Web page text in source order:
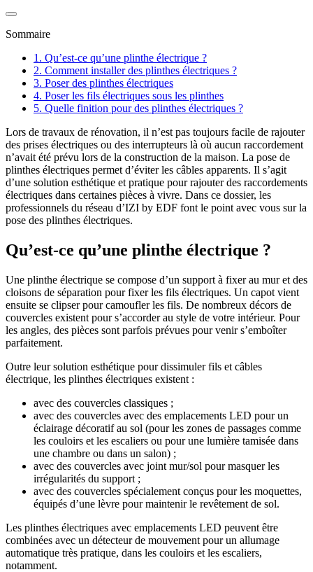
Sommaire
1. Qu’est-ce qu’une plinthe électrique ?
2. Comment installer des plinthes électriques ?
3. Poser des plinthes électriques
4. Poser les fils électriques sous les plinthes
5. Quelle finition pour des plinthes électriques ?
Lors de travaux de rénovation, il n’est pas toujours facile de rajouter
des prises électriques ou des interrupteurs là où aucun raccordement
n’avait été prévu lors de la construction de la maison. La pose de
plinthes électriques permet d’éviter les câbles apparents. Il s’agit
d’une solution esthétique et pratique pour rajouter des raccordements
électriques dans certaines pièces à vivre. Dans ce dossier, les
professionnels du réseau d’IZI by EDF font le point avec vous sur la
pose des plinthes électriques.
Qu’est-ce qu’une plinthe électrique ?
Une plinthe électrique se compose d’un support à fixer au mur et des
cloisons de séparation pour fixer les fils électriques. Un capot vient
ensuite se clipser pour camoufler les fils. De nombreux décors de
couvercles existent pour s’accorder au style de votre intérieur. Pour
les angles, des pièces sont parfois prévues pour venir s’emboîter
parfaitement.
Outre leur solution esthétique pour dissimuler fils et câbles
électrique, les plinthes électriques existent :
avec des couvercles classiques ;
avec des couvercles avec des emplacements LED pour un
éclairage décoratif au sol (pour les zones de passages comme
les couloirs et les escaliers ou pour une lumière tamisée dans
une chambre ou dans un salon) ;
avec des couvercles avec joint mur/sol pour masquer les
irrégularités du support ;
avec des couvercles spécialement conçus pour les moquettes,
équipés d’une lèvre pour maintenir le revêtement de sol.
Les plinthes électriques avec emplacements LED peuvent être
combinées avec un détecteur de mouvement pour un allumage
automatique très pratique, dans les couloirs et les escaliers,
notamment.